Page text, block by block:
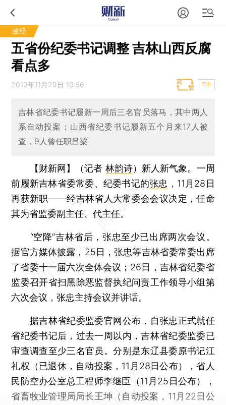
政经
五省份纪委书记调整 吉林山西反腐
看点多
2019年11月29日 10:56 T中
吉林省纪委书记履新一周后三名官员落马，其中两人
系自动投案；山西省纪委书记履新五个月来17人被
查，9人曾任职吕梁
【财新网】（记者 林韵诗） 新人新气象。一周
前履新吉林省委常委、纪委书记的张忠 ，11月28日
再获新职——经吉林省人大常委会会议决定，任命
其为省监委副主任、代主任。
“空降”吉林省后，张忠至少已出席两次会议。
据官方媒体披露，25日，张忠等吉林省委常委出席
了省委十一届六次全体会议；26日，吉林省纪委省
监委召开省扫黑除恶监督执纪问责工作领导小组第
六次会议，张忠主持会议并讲话。
据吉林省纪委监委官网公布，自张忠正式就任
省纪委书记后，过去一周以内，吉林省纪委监委已
审查调查至少三名官员。分别是东辽县委原书记江
礼权（已退休，自动投案，11月28日公布），省人
民防空办公室总工程师李继臣（11月25日公布），
省畜牧业管理局局长王坤（自动投案，11月22日公